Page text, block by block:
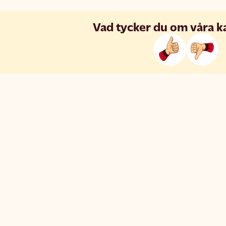
Vad tycker du om våra